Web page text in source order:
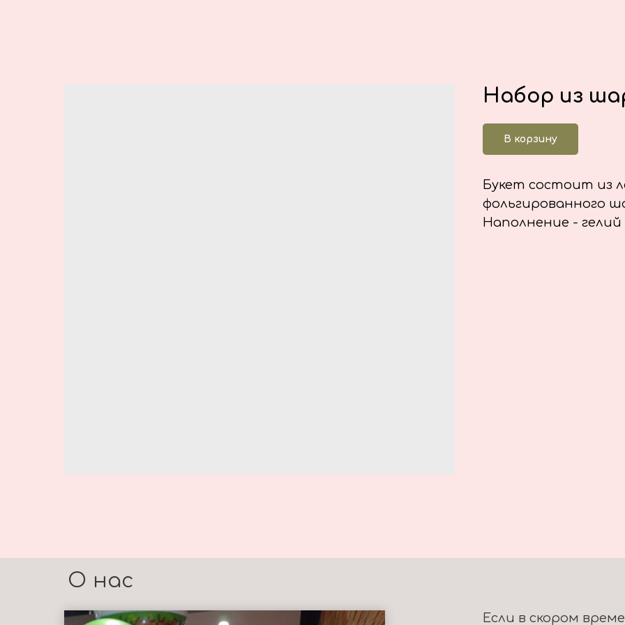
Набор из
В корзину
Букет состоит из
фольгированного
Наполнение - гелий
О нас
Если в скором